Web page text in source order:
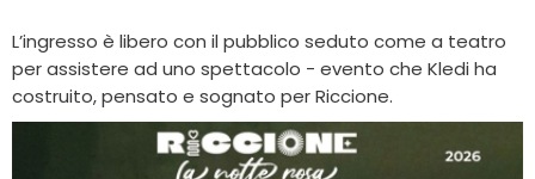
L’ingresso è libero con il pubblico seduto come a teatro
per assistere ad uno spettacolo - evento che Kledi ha
costruito, pensato e sognato per Riccione.